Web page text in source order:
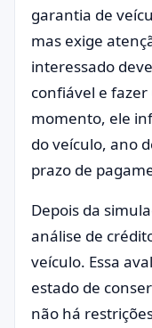
garantia de
mas exige
interessado
confiável e
momento, ele
do veículo, ano
prazo de
Depois da
análise de
veículo. Essa
estado de
não há